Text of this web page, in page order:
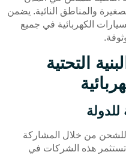
والمناطق النائية. يضمن
الكهربائية في جميع
التحتية
للشحن من خلال المشاركة
تستثمر هذه الشركات في